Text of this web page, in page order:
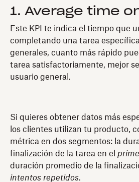
1. Average time
Este KPI te indica el tiempo que
completando una tarea
generales, cuanto más rápido
tarea satisfactoriamente, mejor
usuario general.
Si quieres obtener datos más
los clientes utilizan tu producto,
métrica en dos segmentos: la
finalización de la tarea en el
duración promedio de la
intentos repetidos.